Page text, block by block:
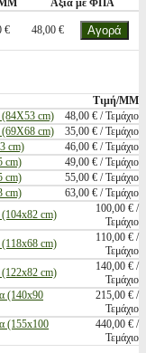
ΜΜ Αξία με ΦΠΑ
€ 48,00 €
Τιμή/ΜΜ
(84X53 cm)
48,00 € / Τεμάχιο
(69Χ68 cm)
35,00 € / Τεμάχιο
cm)
46,00 € / Τεμάχιο
cm)
49,00 € / Τεμάχιο
cm)
55,00 € / Τεμάχιο
cm)
63,00 € / Τεμάχιο
(104x82 cm)
100,00 € /
Τεμάχιο
(118x68 cm)
110,00 € /
Τεμάχιο
(122x82 cm)
140,00 € /
Τεμάχιο
(140x90
215,00 € /
Τεμάχιο
(155x100
440,00 € /
Τεμάχιο